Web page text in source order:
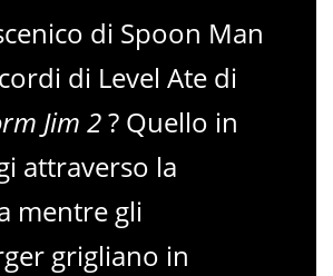
di Spoon Man
di Level Ate di
Jim 2? Quello in
attraverso la
mentre gli
grigliano in